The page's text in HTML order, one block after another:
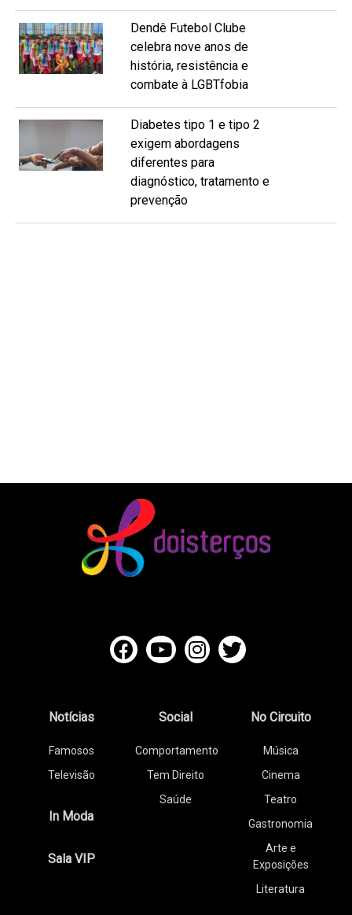
Dendê Futebol Clube
celebra nove anos de
história, resistência e
combate à LGBTfobia
Diabetes tipo 1 e tipo 2
exigem abordagens
diferentes para
diagnóstico, tratamento e
prevenção
Notícias
Famosos
Televisão
In Moda
Sala VIP
Social
Comportamento
Tem Direito
Saúde
No Circuito
Música
Cinema
Teatro
Gastronomia
Arte e
Exposições
Literatura